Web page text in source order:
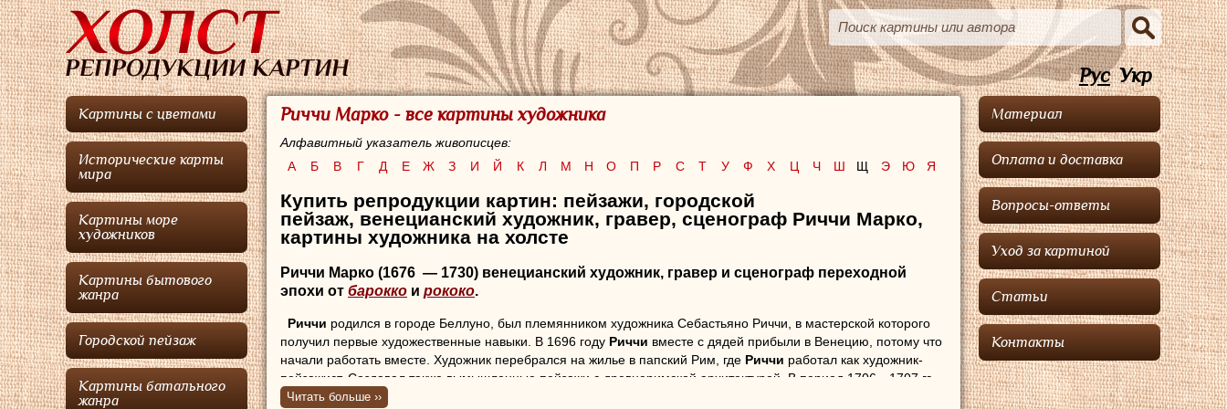
Рус Укр
Картины с цветами
Исторические карты
мира
Картины море
художников
Картины бытового
жанра
Городской пейзаж
Картины батального
жанра
Риччи Марко - все картины художника
Алфавитный указатель живописцев:
А
Б В Г Д Е Ж З И Й К Л М Н О П Р С Т У Ф Х Ц Ч Ш Щ Э Ю Я
Купить репродукции картин: пейзажи, городской
пейзаж, венецианский художник, гравер, сценограф Риччи Марко,
картины художника на холсте
Риччи Марко (1676 — 1730) венецианский художник, гравер и сценограф переходной
эпохи от барокко и рококо.
Риччи родился в городе Беллуно, был племянником художника Себастьяно Риччи, в мастерской которого
получил первые художественные навыки. В 1696 году Риччи вместе с дядей прибыли в Венецию, потому что
начали работать вместе. Художник перебрался на жилье в папский Рим, где Риччи работал как художник-
пейзажист. Создавал также вымышленные пейзажи с древнеримской архитектурой. В период 1706—1707 гг.
вместе с дядей работал над декорированием дворца Фенци во Флоренции. Работа над созданием пейзажей
Читать больше ››
Материал
Оплата и доставка
Вопросы-ответы
Уход за картиной
Статьи
Контакты